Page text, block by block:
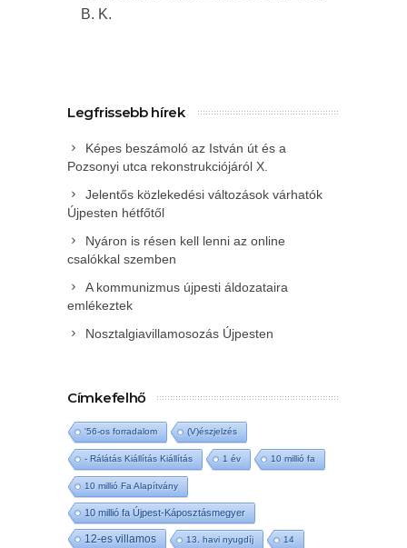
B. K.
Legfrissebb hírek
Képes beszámoló az István út és a
Pozsonyi utca rekonstrukciójáról X.
Jelentős közlekedési változások várhatók
Újpesten hétfőtől
Nyáron is résen kell lenni az online
csalókkal szemben
A kommunizmus újpesti áldozataira
emlékeztek
Nosztalgiavillamosozás Újpesten
Címkefelhő
'56-os forradalom (V)észjelzés
- Rálátás Kiállítás Kiállítás 1 év 10 millió fa
10 millió Fa Alapítvány
10 millió fa Újpest-Káposztásmegyer
12-es villamos 13. havi nyugdíj 14